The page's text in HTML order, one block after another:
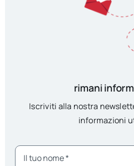
rimani
Iscriviti alla nostra
informazioni